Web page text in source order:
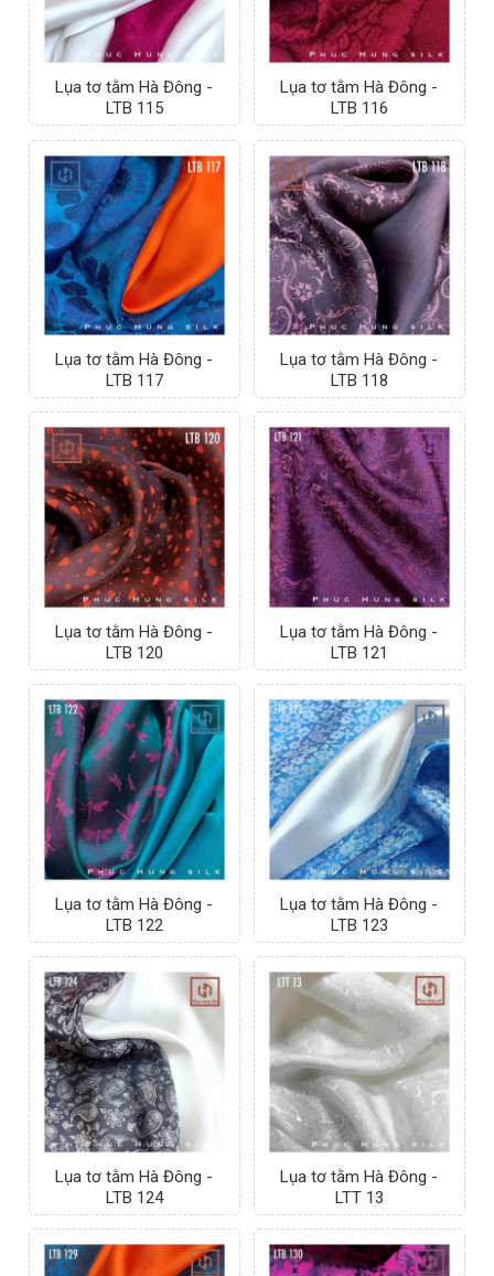
Lụa tơ tằm Hà Đông -
LTB 115
Lụa tơ tằm Hà Đông -
LTB 116
Lụa tơ tằm Hà Đông -
LTB 117
Lụa tơ tằm Hà Đông -
LTB 118
Lụa tơ tằm Hà Đông -
LTB 120
Lụa tơ tằm Hà Đông -
LTB 121
Lụa tơ tằm Hà Đông -
LTB 122
Lụa tơ tằm Hà Đông -
LTB 123
Lụa tơ tằm Hà Đông -
LTB 124
Lụa tơ tằm Hà Đông -
LTT 13